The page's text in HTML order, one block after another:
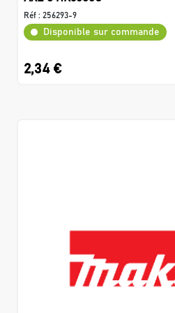
Réf : 256293-9
Disponible sur commande
2,34 €